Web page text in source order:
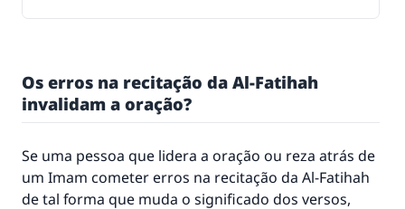
Os erros na recitação da Al-Fatihah
invalidam a oração?
Se uma pessoa que lidera a oração ou reza atrás de
um Imam cometer erros na recitação da Al-Fatihah
de tal forma que muda o significado dos versos,